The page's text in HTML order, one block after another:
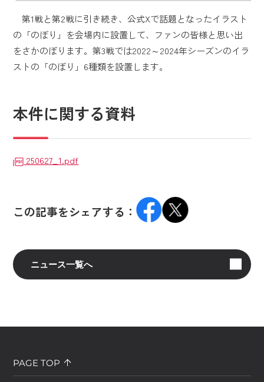
第1戦と第2戦に引き続き、公式Xで話題となったイラスト
の「のぼり」を会場内に設置して、ファンの皆様と思い出
をさかのぼります。第3戦では2022～2024年シーズンのイラ
ストの「のぼり」6種類を設置します。
本件に関する資料
250627_1.pdf
この記事をシェアする：
ニュース一覧へ
PAGE TOP